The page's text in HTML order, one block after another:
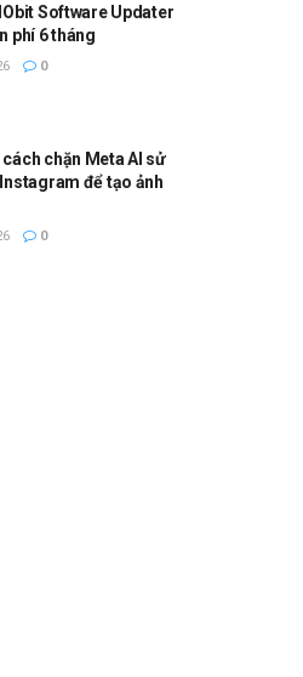
Software Updater
phí 6 tháng
0
chặn Meta AI sử
để tạo ảnh
0